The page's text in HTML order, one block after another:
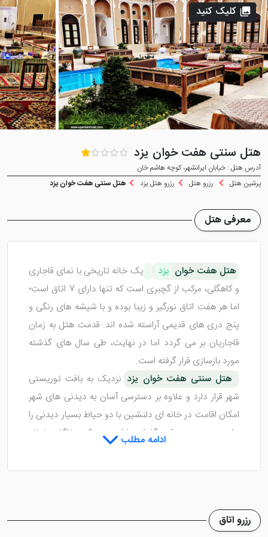
هتل سنتی هفت خوان یزد
آدرس هتل : خیابان ایرانشهر، کوچه هاشم خان
پرشین هتل
رزرو هتل رزرو هتل یزد هتل سنتی هفت خوان یزد
کلیک کنید
معرفی هتل
هتل هفت خوان یزد
یک خانه تاریخی با نمای قاجاری
و کاهگلی، مرکب از گچبری است که تنها دارای 7 اتاق است؛
اما هر هفت اتاق نورگیر و زیبا بوده و با شیشه های رنگی و
پنج دری های قدیمی آراسته شده اند. قدمت هتل به زمان
قاجاریان بر می گردد اما در نهایت، طی سال های گذشته
مورد بازسازی قرار گرفته است.
هتل سنتی هفت خوان یزد نزدیک به بافت توریستی
شهر قرار دارد و علاوه بر دسترسی آسان به دیدنی های شهر
امکان اقامت در خانه ای دلنشین با دو حیاط بسیار دیدنی را
برای دورهمی و وقت گذرانی فراهم می کند. ناگفته نماند
هتل هفت خوان یزد با وجود رستوران و چایخانه توانسته
باشند. فضای ریتوران فوق العاده زیبا بوده و در بدو ورود شما
ادامه مطلب
رزرو اتاق